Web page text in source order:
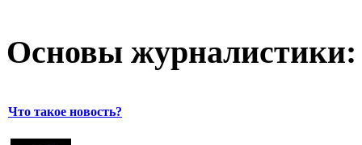
Основы журналистики:
Что такое новость?